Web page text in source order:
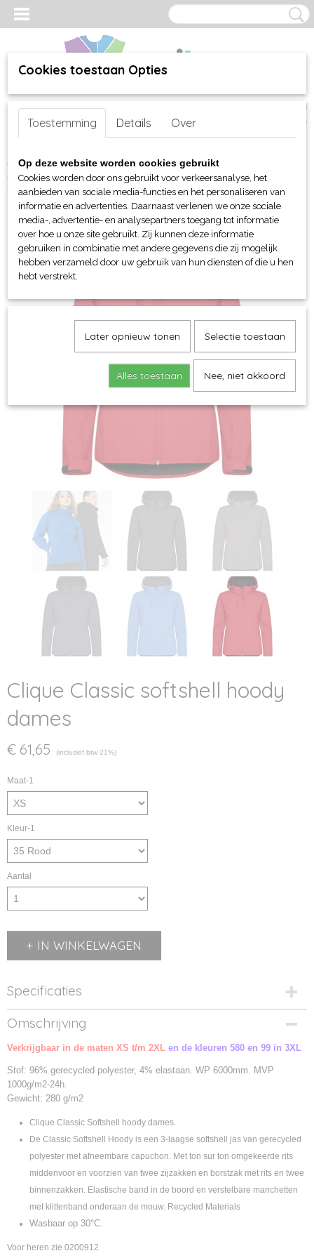
Inloggen Registreren
(0)
Home >webshop>Per merk >Clique >Voor haar
Bodywarmers> Clique Classic softshell hoody dames
Clique Classic softshell hoody
dames
€ 61,65 (inclusief btw 21%)
Maat-1
Kleur-1
Aantal
IN WINKELWAGEN
Specificaties
Productcode
0200917-35
Productcode leverancier
Omschrijving
Verkrijgbaar in de maten XS t/m 2XL en de kleuren 580 en 99 in 3XL
Stof: 96% gerecycled polyester, 4% elastaan. WP 6000mm. MVP
1000g/m2-24h.
Gewicht: 280 g/m2
Clique Classic Softshell hoody dames.
De Classic Softshell Hoody is een 3-laagse softshell jas van gerecycled
polyester met afneembare capuchon. Met ton sur ton omgekeerde rits
middenvoor en voorzien van twee zijzakken en borstzak met rits en twee
binnenzakken. Elastische band in de boord en verstelbare manchetten
met klittenband onderaan de mouw. Recycled Materials
Wasbaar op 30°C.
Voor heren zie 0200912
Cookies toestaan Opties
Toestemming Details Over
Op deze website worden cookies gebruikt
Cookies worden door ons gebruikt voor verkeersanalyse, het
aanbieden van sociale media-functies en het personaliseren van
informatie en advertenties. Daarnaast verlenen we onze sociale
media-, advertentie- en analysepartners toegang tot informatie
over hoe u onze site gebruikt. Zij kunnen deze informatie
gebruiken in combinatie met andere gegevens die zij mogelijk
hebben verzameld door uw gebruik van hun diensten of die u hen
hebt verstrekt.
Later opnieuw tonen Selectie toestaan
Alles toestaan Nee, niet akkoord